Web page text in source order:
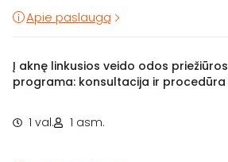
Apie paslaugą
Į aknę linkusios veido odos priežiūros
programa: konsultacija ir procedūra
1 val. 1 asm.